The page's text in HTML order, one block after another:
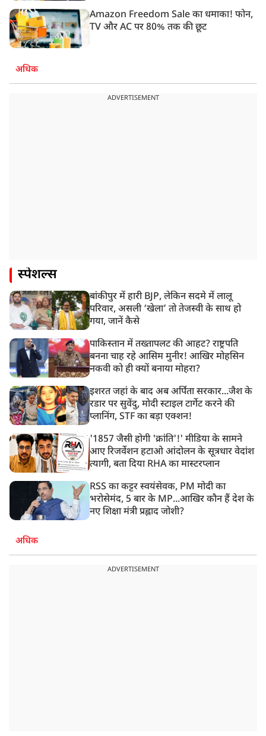
Amazon Freedom Sale का धमाका! फोन,
TV और AC पर 80% तक की छूट
अधिक
ADVERTISEMENT
स्पेशल्स
बांकीपुर में हारी BJP, लेकिन सदमे में लालू
परिवार, असली ‘खेला’ तो तेजस्वी के साथ हो
गया, जानें कैसे
पाकिस्तान में तख्तापलट की आहट? राष्ट्रपति
बनना चाह रहे आसिम मुनीर! आखिर मोहसिन
नकवी को ही क्यों बनाया मोहरा?
इशरत जहां के बाद अब अर्पिता सरकार...जैश के
रडार पर सुवेंदु, मोदी स्टाइल टार्गेट करने की
प्लानिंग, STF का बड़ा एक्शन!
'1857 जैसी होगी 'क्रांति'!' मीडिया के सामने
आए रिजर्वेशन हटाओ आंदोलन के सूत्रधार वेदांश
त्यागी, बता दिया RHA का मास्टरप्लान
RSS का कट्टर स्वयंसेवक, PM मोदी का
भरोसेमंद, 5 बार के MP...आखिर कौन हैं देश के
नए शिक्षा मंत्री प्रह्लाद जोशी?
अधिक
ADVERTISEMENT